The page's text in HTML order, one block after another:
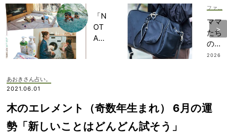
「N
OT
A
記憶
に一
生残
ママ
たち
の間
で大
スト
2026
あおきさん占い。
2021.06.01
木のエレメント（奇数年生まれ） 6月の運
勢「新しいことはどんどん試そう」